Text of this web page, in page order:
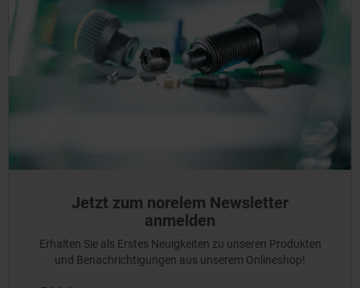
Jetzt zum norelem Newsletter
anmelden
Erhalten Sie als Erstes Neuigkeiten zu unseren Produkten
und Benachrichtigungen aus unserem Onlineshop!